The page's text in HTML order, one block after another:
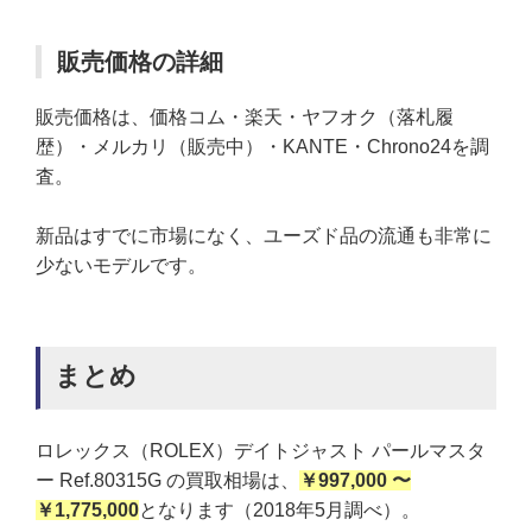
販売価格の詳細
販売価格は、価格コム・楽天・ヤフオク（落札履
歴）・メルカリ（販売中）・KANTE・Chrono24を調
査。
新品はすでに市場になく、ユーズド品の流通も非常に
少ないモデルです。
まとめ
ロレックス（ROLEX）デイトジャスト パールマスタ
ー Ref.80315G の買取相場は、
￥997,000 〜
￥1,775,000となります（2018年5月調べ）。